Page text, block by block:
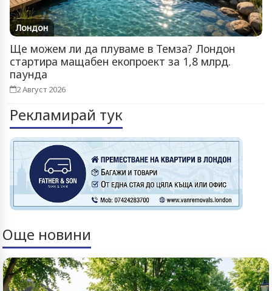
Лондон
Ще можем ли да плуваме в Темза? Лондон
стартира мащабен екопроект за 1,8 млрд.
паунда
2 Август 2026
Рекламирай тук
Още новини